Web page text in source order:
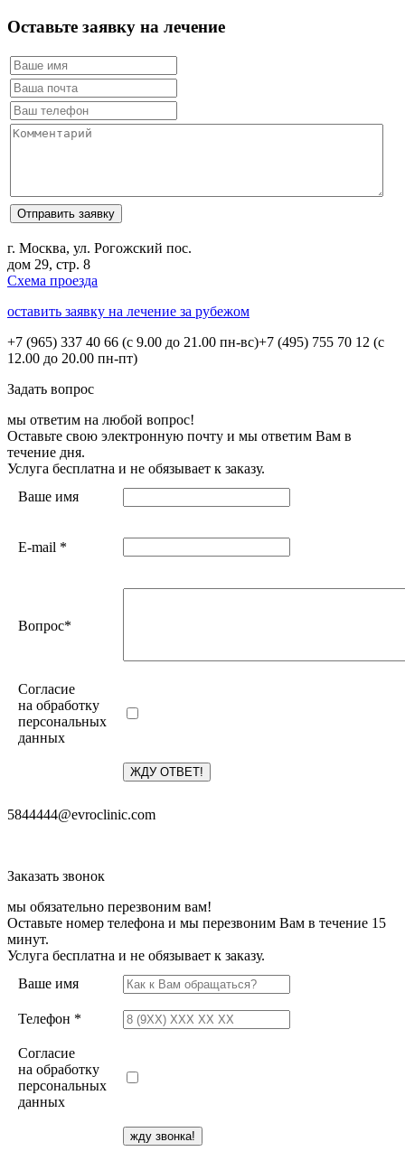
Оставьте заявку на лечение
г. Москва, ул. Рогожский пос.
дом 29, стр. 8
Схема проезда
оставить заявку на лечение за рубежом
+7 (965) 337 40 66 (с 9.00 до 21.00 пн-вс)+7 (495) 755 70 12 (с
12.00 до 20.00 пн-пт)
Задать вопрос
мы ответим на любой вопрос!
Оставьте свою электронную почту и мы ответим Вам в
течение дня.
Услуга бесплатна и не обязывает к заказу.
Ваше имя
E-mail *
Вопрос*
Согласие
на обработку
персональных
данных
5844444@evroclinic.com
Заказать звонок
мы обязательно перезвоним вам!
Оставьте номер телефона и мы перезвоним Вам в течение 15
минут.
Услуга бесплатна и не обязывает к заказу.
Ваше имя
Телефон *
Согласие
на обработку
персональных
данных